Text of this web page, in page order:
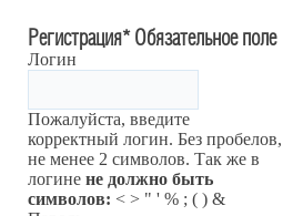
Регистрация*Обязательное поле
Логин
Пожалуйста, введите
корректный логин. Без пробелов,
не менее 2 символов. Так же в
логине не должно быть
символов: < > " ' % ; ( ) &